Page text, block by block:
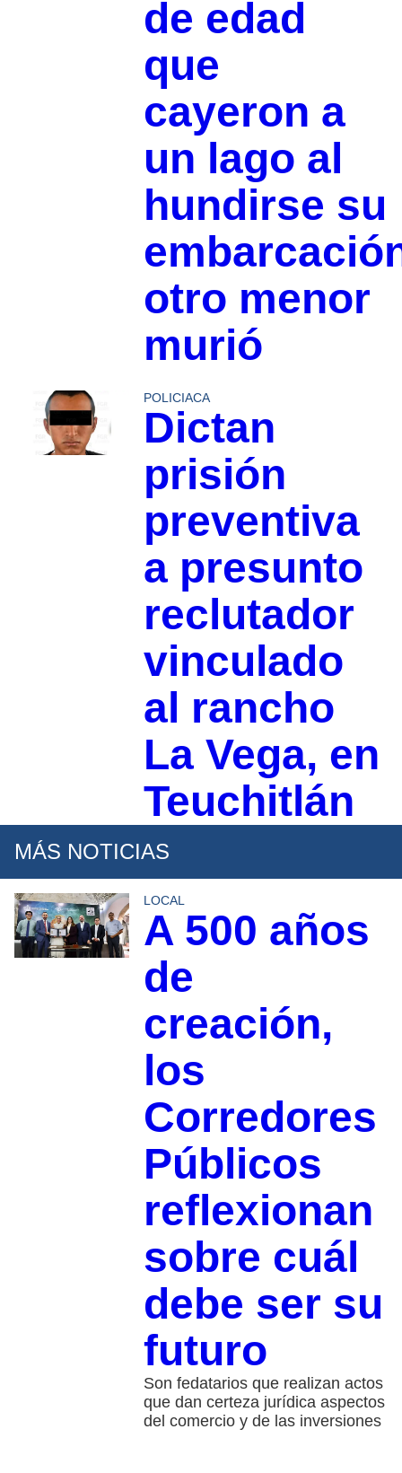
de edad
que
cayeron a
un lago al
hundirse su
otro menor
murió
POLICIACA
Dictan
prisión
preventiva
a presunto
reclutador
vinculado
al rancho
La Vega, en
Teuchitlán
MÁS NOTICIAS
LOCAL
A 500 años
de
creación,
los
Corredores
Públicos
reflexionan
sobre cuál
debe ser su
futuro
Son fedatarios que realizan actos
que dan certeza jurídica aspectos
del comercio y de las inversiones